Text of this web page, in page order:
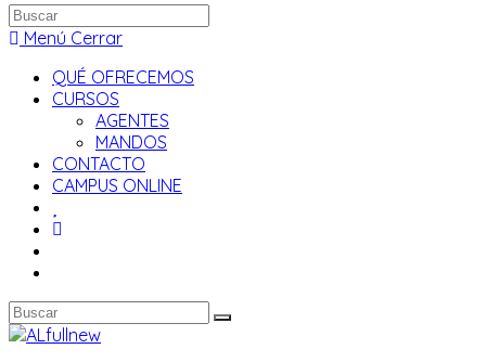
Buscar
en
web
Menú Cerrar
QUÉ OFRECEMOS
CURSOS
AGENTES
MANDOS
CONTACTO
CAMPUS ONLINE